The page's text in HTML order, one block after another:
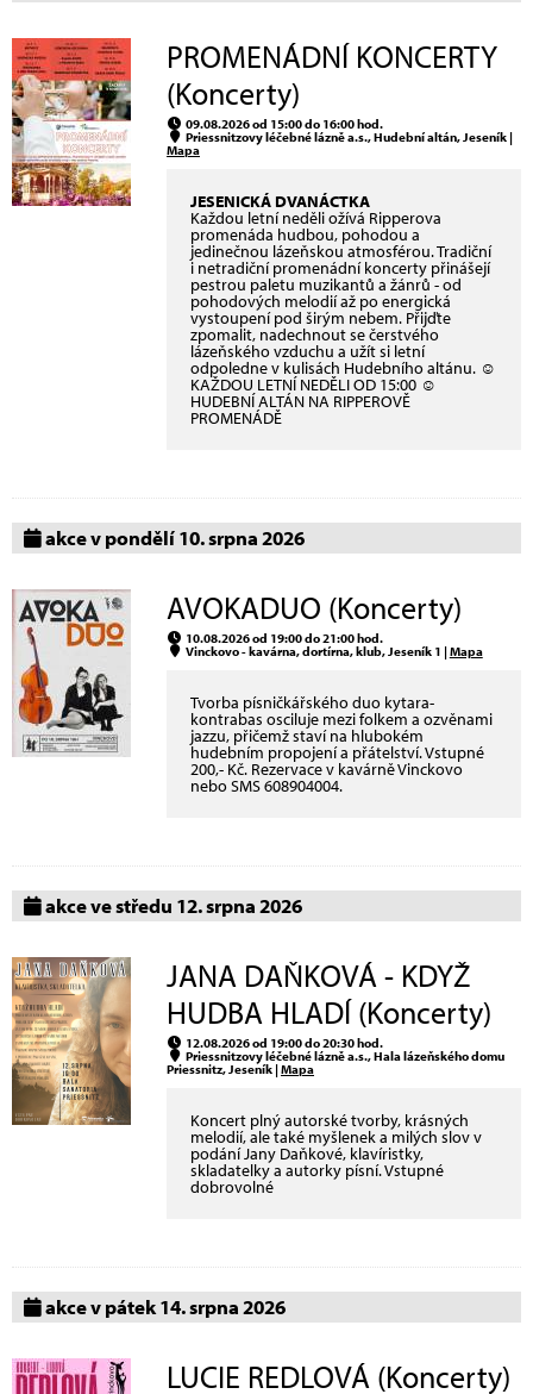
PROMENÁDNÍ KONCERTY
(Koncerty)
09.08.2026 od 15:00 do 16:00 hod.
Priessnitzovy léčebné lázně a.s., Hudební altán, Jeseník |
Mapa
JESENICKÁ DVANÁCTKA
Každou letní neděli ožívá Ripperova
promenáda hudbou, pohodou a
jedinečnou lázeňskou atmosférou. Tradiční
i netradiční promenádní koncerty přinášejí
pestrou paletu muzikantů a žánrů - od
pohodových melodií až po energická
vystoupení pod širým nebem. Přijďte
zpomalit, nadechnout se čerstvého
lázeňského vzduchu a užít si letní
odpoledne v kulisách Hudebního altánu. ☺
KAŽDOU LETNÍ NEDĚLI OD 15:00 ☺
HUDEBNÍ ALTÁN NA RIPPEROVĚ
PROMENÁDĚ
akce v pondělí 10. srpna 2026
AVOKADUO (Koncerty)
10.08.2026 od 19:00 do 21:00 hod.
Vinckovo - kavárna, dortírna, klub, Jeseník 1 |Mapa
Tvorba písničkářského duo kytara-
kontrabas osciluje mezi folkem a ozvěnami
jazzu, přičemž staví na hlubokém
hudebním propojení a přátelství. Vstupné
200,- Kč. Rezervace v kavárně Vinckovo
nebo SMS 608904004.
akce ve středu 12. srpna 2026
JANA DAŇKOVÁ - KDYŽ
HUDBA HLADÍ (Koncerty)
12.08.2026 od 19:00 do 20:30 hod.
Priessnitzovy léčebné lázně a.s., Hala lázeňského domu
Priessnitz, Jeseník |Mapa
Koncert plný autorské tvorby, krásných
melodií, ale také myšlenek a milých slov v
podání Jany Daňkové, klavíristky,
skladatelky a autorky písní. Vstupné
dobrovolné
akce v pátek 14. srpna 2026
LUCIE REDLOVÁ (Koncerty)